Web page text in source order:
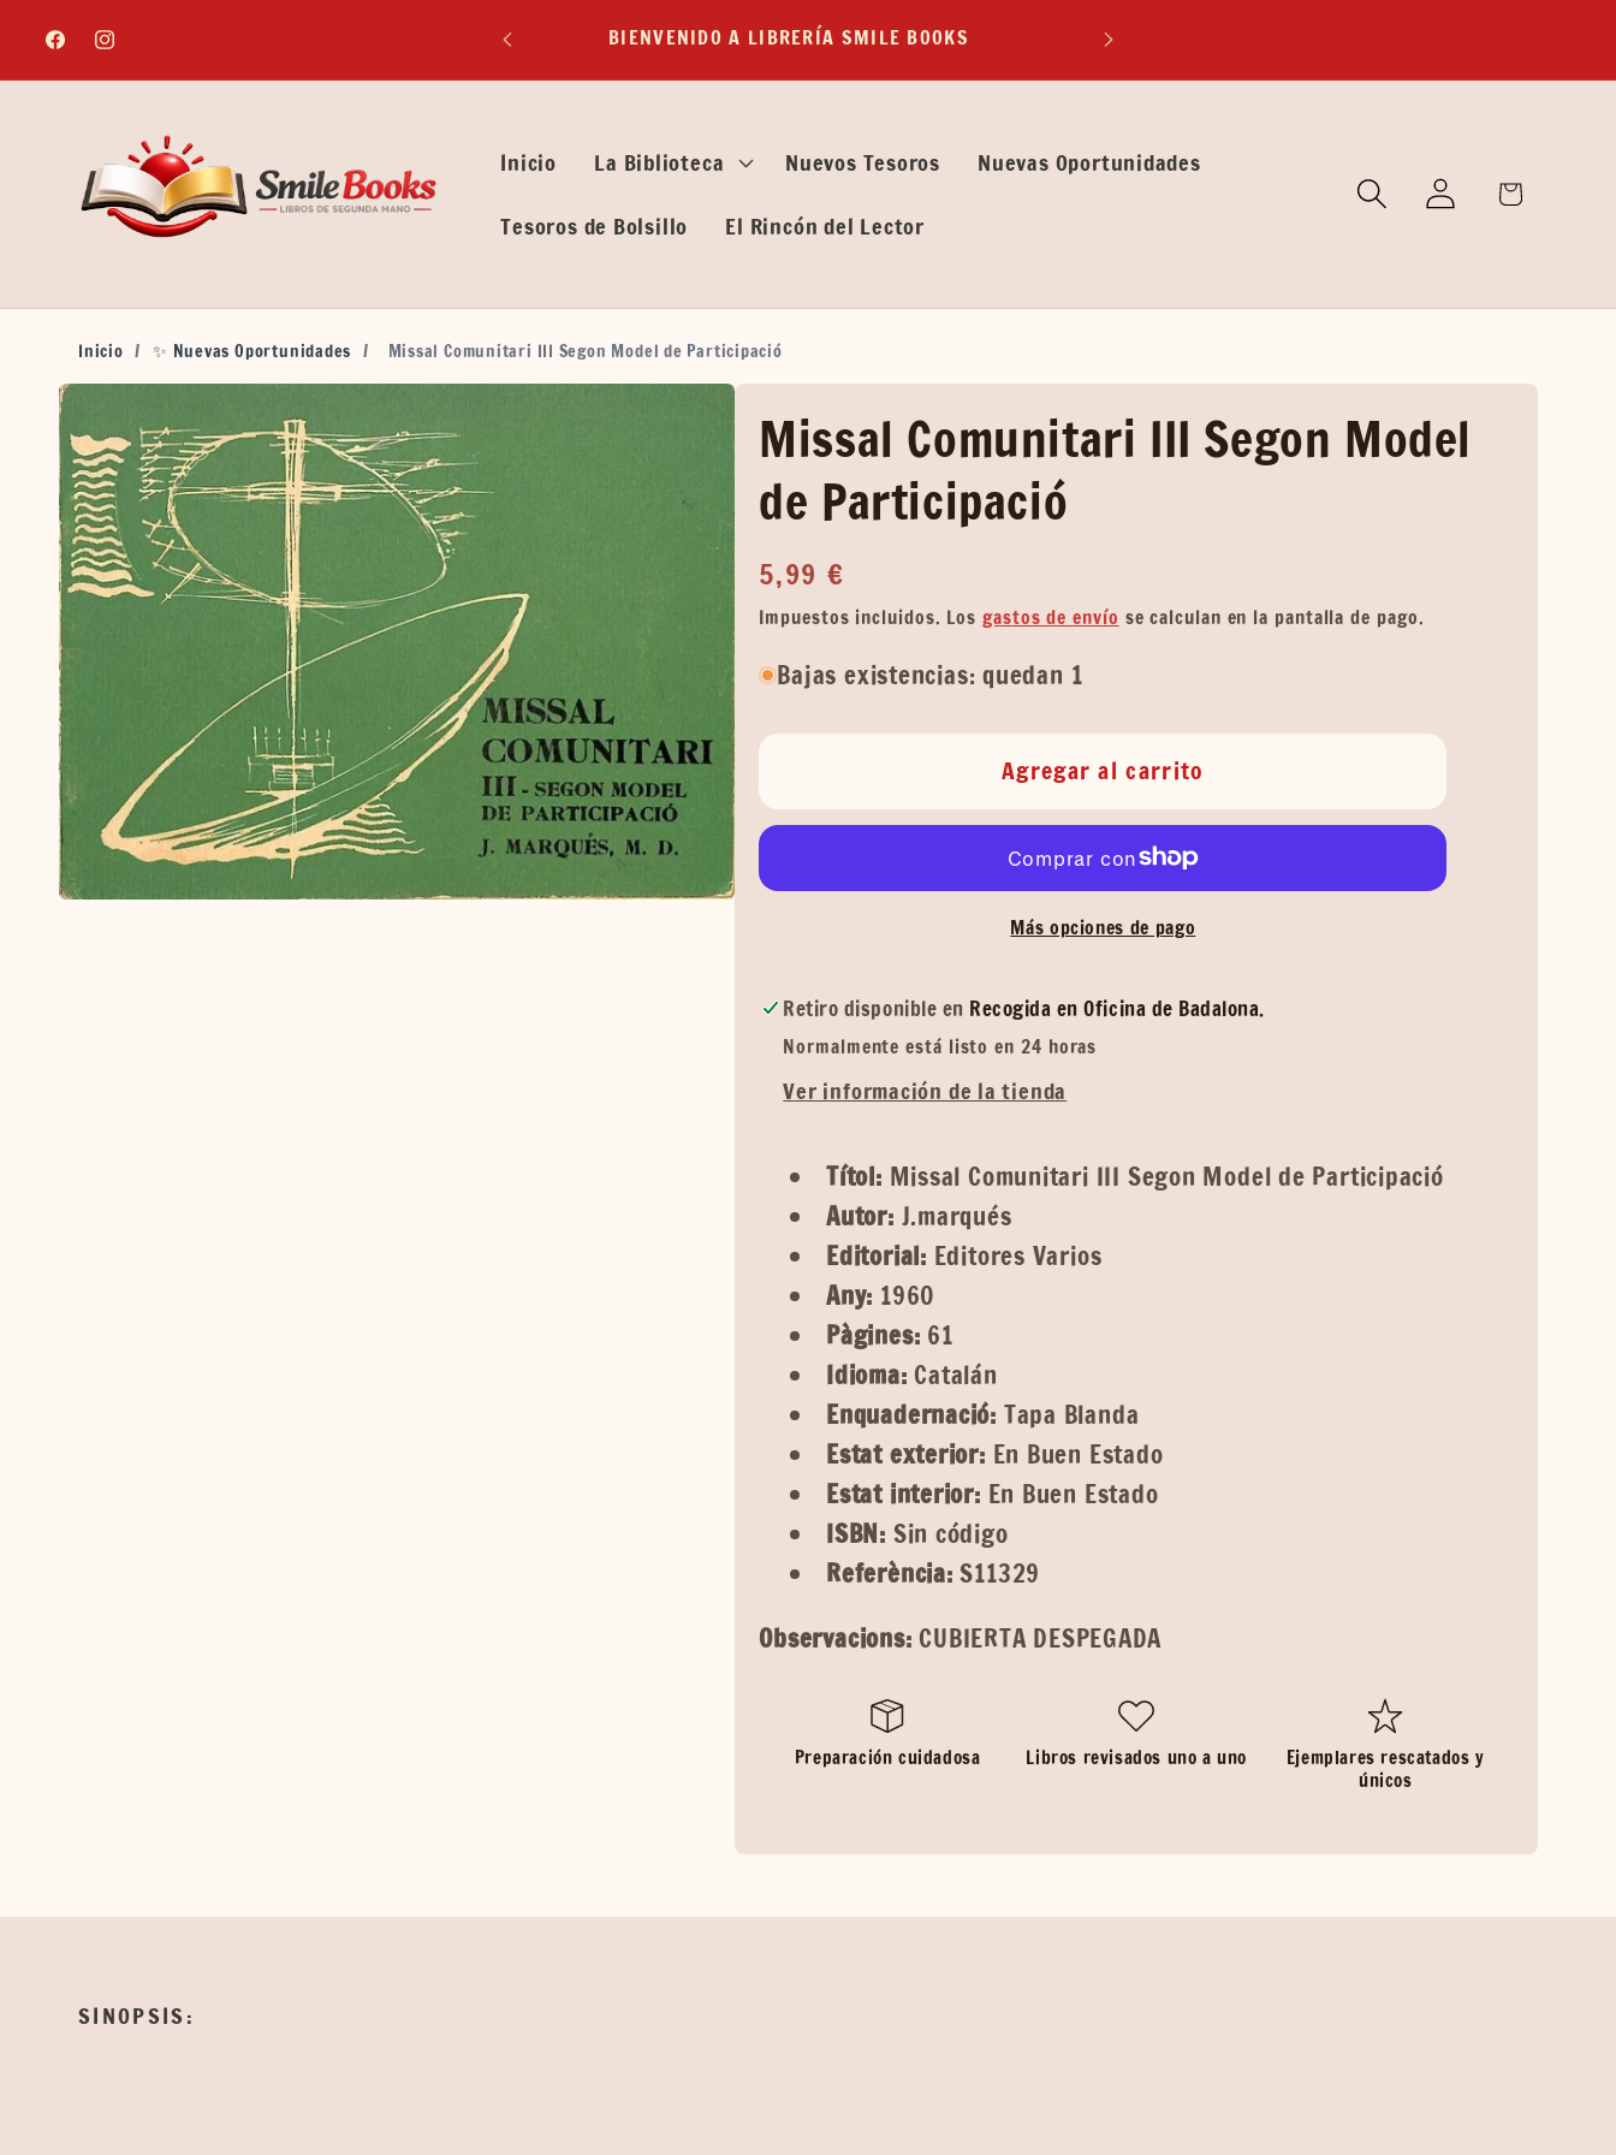
directamente
FacebookInstagram
BIENVENIDO A LIBRERÍA SMILE BOOKS
EXPLORA MUNDOS DESCONOCIDOS A TRÁVES DE
Inicio La Biblioteca Nuevos Tesoros Nuevas Oportunidades
Tesoros de Bolsillo El Rincón del Lector
Iniciar
sesión
Carrito
Inicio / ✨ Nuevas Oportunidades / Missal Comunitari III Segon Model de Participació
Ir
directamente
información
del producto
Missal Comunitari III Segon Model
de Participació
Precio
habitual
5,99 €
Impuestos incluidos. Losgastos de envío se calculan en la pantalla de pago.
Bajas existencias: quedan 1
Agregar al carrito
Más opciones de pago
Retiro disponible en Recogida en Oficina de Badalona.
Normalmente está listo en 24 horas
Ver información de la tienda
Títol: Missal Comunitari III Segon Model de Participació
Autor: J.marqués
Editorial: Editores Varios
Any: 1960
Pàgines: 61
Idioma: Catalán
Enquadernació: Tapa Blanda
Estat exterior: En Buen Estado
Estat interior: En Buen Estado
ISBN: Sin código
Referència: S11329
Observacions: CUBIERTA DESPEGADA
Preparación cuidadosa Libros revisados uno a uno
Ejemplares rescatados y
únicos
SINOPSIS: